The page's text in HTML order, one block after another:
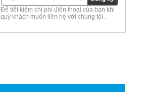
Để tiết kiệm chi phí điện thoại của bạn khi
quý khách muốn liên hệ với chúng tôi .